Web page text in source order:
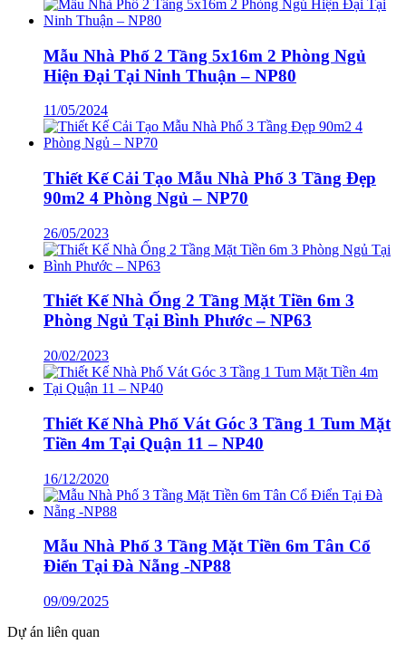
Mẫu Nhà Phố 2 Tầng 5x16m 2 Phòng Ngủ
Hiện Đại Tại Ninh Thuận – NP80
11/05/2024
Thiết Kế Cải Tạo Mẫu Nhà Phố 3 Tầng Đẹp
90m2 4 Phòng Ngủ – NP70
26/05/2023
Thiết Kế Nhà Ống 2 Tầng Mặt Tiền 6m 3
Phòng Ngủ Tại Bình Phước – NP63
20/02/2023
Thiết Kế Nhà Phố Vát Góc 3 Tầng 1 Tum Mặt
Tiền 4m Tại Quận 11 – NP40
16/12/2020
Mẫu Nhà Phố 3 Tầng Mặt Tiền 6m Tân Cổ
Điển Tại Đà Nẵng -NP88
09/09/2025
Dự án liên quan